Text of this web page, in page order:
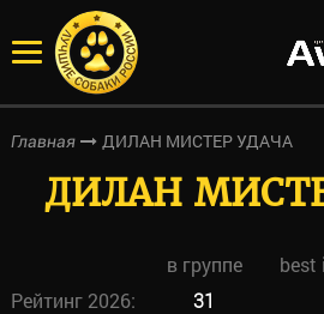
Главная ДИЛАН МИСТЕР УДАЧА
ДИЛАН
в группе best
Рейтинг 2026:
31